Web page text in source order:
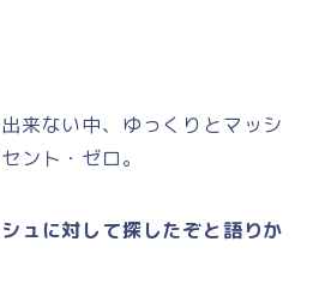
来ない中、ゆっくりとマッシ
ント・ゼロ。
ュに対して探したぞと語りか